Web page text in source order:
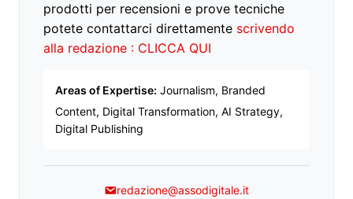
prodotti per recensioni e prove tecniche
potete contattarci direttamente scrivendo
alla redazione : CLICCA QUI
Areas of Expertise: Journalism, Branded
Content, Digital Transformation, AI Strategy,
Digital Publishing
redazione@assodigitale.it